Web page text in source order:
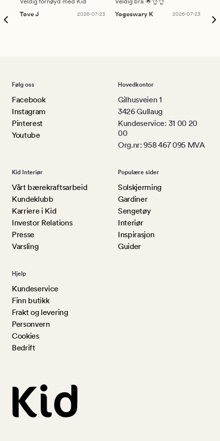
Tove J
2026-07-23
Yogeswary K
2026-07-23
Følg oss
Facebook
Instagram
Pinterest
Youtube
Hovedkontor
Gilhusveien 1
3426 Gullaug
Kundeservice: 31 00 20
00
Org.nr: 958 467 095 MVA
Kid Interiør
Vårt bærekraftsarbeid
Kundeklubb
Karriere i Kid
Investor Relations
Presse
Varsling
Populære sider
Solskjerming
Gardiner
Sengetøy
Interiør
Inspirasjon
Guider
Hjelp
Kundeservice
Finn butikk
Frakt og levering
Personvern
Cookies
Bedrift